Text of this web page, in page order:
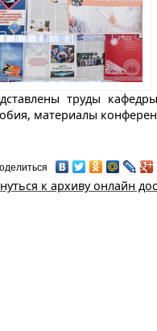
труды
материалы
к архиву онлайн